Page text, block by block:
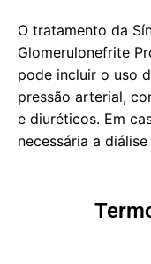
O tratamento da
Glomerulonefrite
pode incluir o uso
pressão arterial,
e diuréticos. Em
necessária a